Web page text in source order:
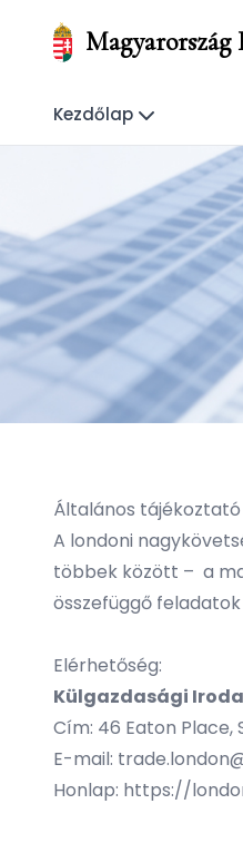
Magyarország
Kezdőlap
Általános tájékoztató
A londoni
többek között – a
összefüggő
Elérhetőség:
Külgazdasági Iroda
Cím: 46 Eaton Place,
E-mail:
Honlap: https://